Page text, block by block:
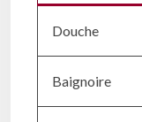
Douche
Baignoire